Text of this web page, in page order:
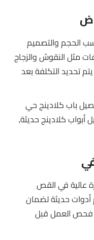
الحجم والتصميم
مثل النقوش والزجاج
تحديد التكلفة بعد
باب كلادينج حي
أبواب كلادينج حديثة,
عالية في القص
أدوات حديثة لضمان
فحص العمل قبل